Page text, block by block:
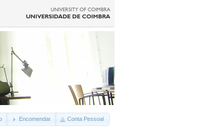
Encomendar Conta Pessoal